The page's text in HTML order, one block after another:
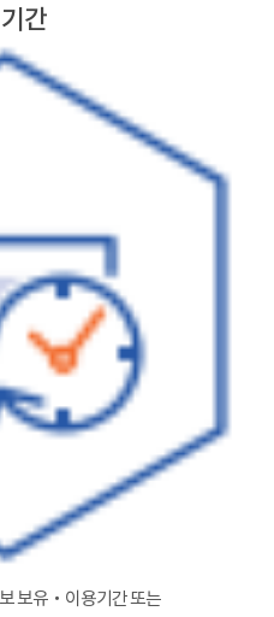
간
보유‧이용기간 또는